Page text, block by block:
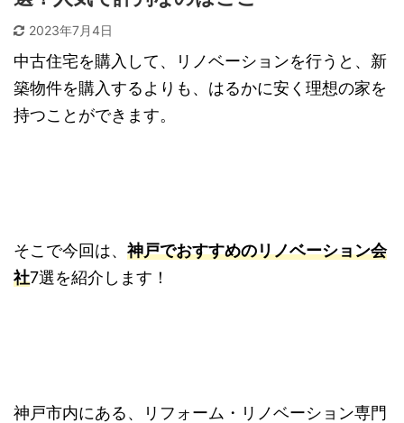
2023年7月4日
中古住宅を購入して、リノベーションを行うと、新
築物件を購入するよりも、はるかに安く理想の家を
持つことができます。
そこで今回は、 神戸でおすすめのリノベーション会
社7選を紹介します！
神戸市内にある、リフォーム・リノベーション専門